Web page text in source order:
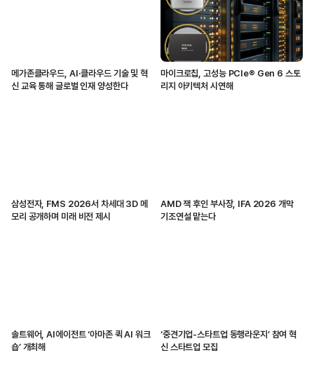
메가존클라우드, AI·클라우드 기술 및 혁
신 교육 통해 글로벌 인재 양성한다
마이크로칩, 고성능 PCIe® Gen 6 스토
리지 아키텍처 시연해
삼성전자, FMS 2026서 차세대 3D 메
모리 공개하며 미래 비전 제시
AMD 잭 후인 부사장, IFA 2026 개막
기조연설 맡는다
솔트웨어, AI에이전트 ‘아마존 퀵 AI 워크
숍’ 개최해
‘중견기업-스타트업 동행라운지’ 참여 혁
신 스타트업 모집